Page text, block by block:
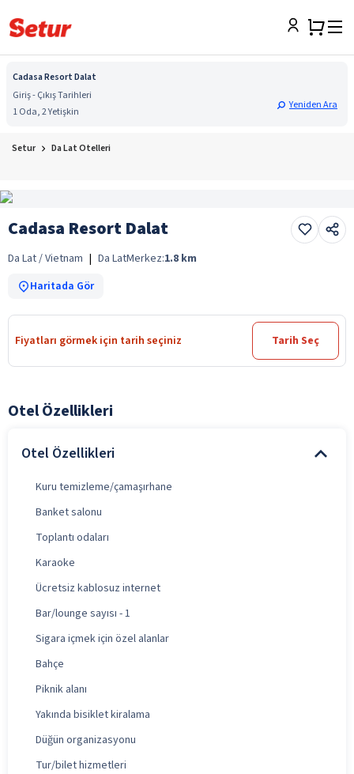
Cadasa Resort Dalat
Giriş - Çıkış Tarihleri
1 Oda, 2 Yetişkin
Yeniden Ara
Setur Da Lat Otelleri
Cadasa Resort Dalat
Da Lat / Vietnam | Da LatMerkez:1.8 km
Haritada Gör
Fiyatları görmek için tarih seçiniz Tarih Seç
Otel Özellikleri
Otel Özellikleri
Kuru temizleme/çamaşırhane
Banket salonu
Toplantı odaları
Karaoke
Ücretsiz kablosuz internet
Bar/lounge sayısı - 1
Sigara içmek için özel alanlar
Bahçe
Piknik alanı
Yakında bisiklet kiralama
Düğün organizasyonu
Tur/bilet hizmetleri